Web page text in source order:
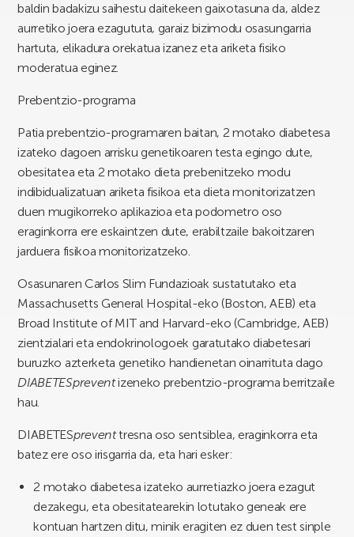
baldin badakizu saihestu daitekeen gaixotasuna da, aldez
aurretiko joera ezagututa, garaiz bizimodu osasungarria
hartuta, elikadura orekatua izanez eta ariketa fisiko
moderatua eginez.
Prebentzio-programa
Patia prebentzio-programaren baitan, 2 motako diabetesa
izateko dagoen arrisku genetikoaren testa egingo dute,
obesitatea eta 2 motako dieta prebenitzeko modu
indibidualizatuan ariketa fisikoa eta dieta monitorizatzen
duen mugikorreko aplikazioa eta podometro oso
eraginkorra ere eskaintzen dute, erabiltzaile bakoitzaren
jarduera fisikoa monitorizatzeko.
Osasunaren Carlos Slim Fundazioak sustatutako eta
Massachusetts General Hospital-eko (Boston, AEB) eta
Broad Institute of MIT and Harvard-eko (Cambridge, AEB)
zientzialari eta endokrinologoek garatutako diabetesari
buruzko azterketa genetiko handienetan oinarrituta dago
DIABETESpreventizeneko prebentzio-programa berritzaile
hau.
DIABETESpreventtresna oso sentsiblea, eraginkorra eta
batez ere oso irisgarria da, eta hari esker:
2 motako diabetesa izateko aurretiazko joera ezagut
dezakegu, eta obesitatearekin lotutako geneak ere
kontuan hartzen ditu, minik eragiten ez duen test sinple